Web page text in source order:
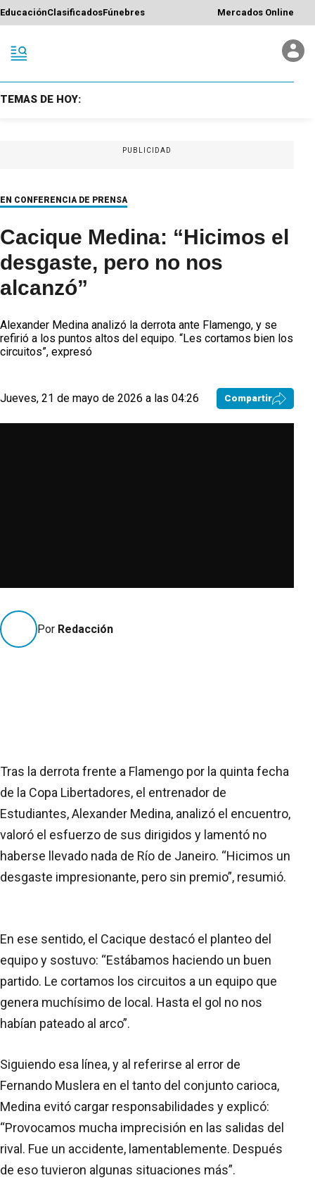
EducaciónClasificadosFúnebres Mercados Online
TEMAS DE HOY:
PUBLICIDAD
EN CONFERENCIA DE PRENSA
Cacique Medina: “Hicimos el
desgaste, pero no nos
alcanzó”
Alexander Medina analizó la derrota ante Flamengo, y se
refirió a los puntos altos del equipo. “Les cortamos bien los
circuitos”, expresó
Jueves, 21 de mayo de 2026 a las 04:26 Compartir
Por Redacción
Tras la derrota frente a Flamengo por la quinta fecha
de la Copa Libertadores, el entrenador de
Estudiantes, Alexander Medina, analizó el encuentro,
valoró el esfuerzo de sus dirigidos y lamentó no
haberse llevado nada de Río de Janeiro. “Hicimos un
desgaste impresionante, pero sin premio”, resumió.
En ese sentido, el Cacique destacó el planteo del
equipo y sostuvo: “Estábamos haciendo un buen
partido. Le cortamos los circuitos a un equipo que
genera muchísimo de local. Hasta el gol no nos
habían pateado al arco”.
Siguiendo esa línea, y al referirse al error de
Fernando Muslera en el tanto del conjunto carioca,
Medina evitó cargar responsabilidades y explicó:
“Provocamos mucha imprecisión en las salidas del
rival. Fue un accidente, lamentablemente. Después
de eso tuvieron algunas situaciones más”.